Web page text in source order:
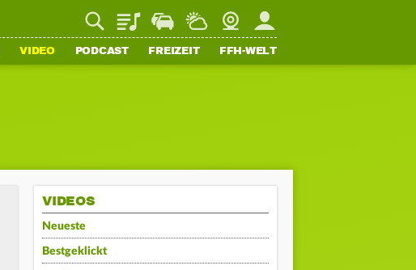
PlaylistStaupilotWetterWebcamMein FFH
VIDEO PODCAST FREIZEIT FFH-WELT
VIDEOS
Neueste
Bestgeklickt